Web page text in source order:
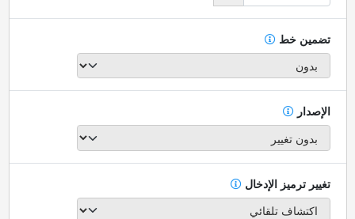
تضمين خط
الإصدار
تغيير ترميز الإدخال